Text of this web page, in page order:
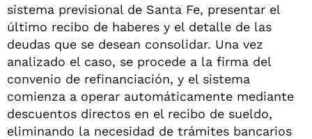
sistema previsional de Santa Fe, presentar el
último recibo de haberes y el detalle de las
deudas que se desean consolidar. Una vez
analizado el caso, se procede a la firma del
convenio de refinanciación, y el sistema
comienza a operar automáticamente mediante
descuentos directos en el recibo de sueldo,
eliminando la necesidad de trámites bancarios